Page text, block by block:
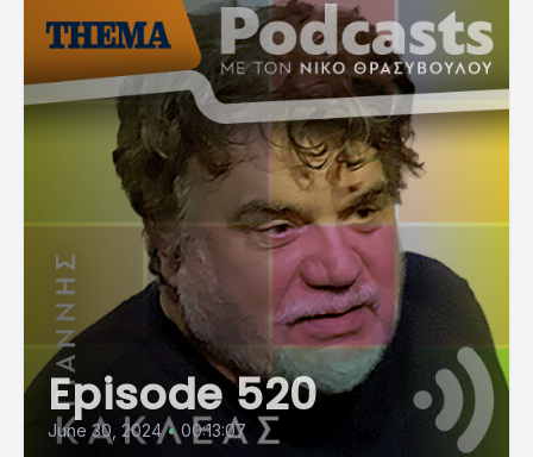
Episode 520
June 30, 2024 • 00:13:07